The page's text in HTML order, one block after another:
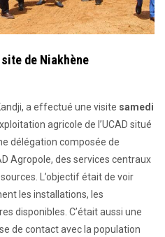
de Niakhène
a effectué une visite samedi
agricole de l’UCAD situé
délégation composée de
Agropole, des services centraux
L’objectif était de voir
les installations, les
disponibles. C’était aussi une
de contact avec la population